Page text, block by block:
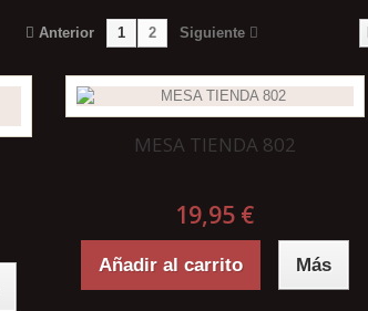
Anterior 1 2 Siguiente
MESA TIENDA 802
19,95 €
Añadir al carrito Más